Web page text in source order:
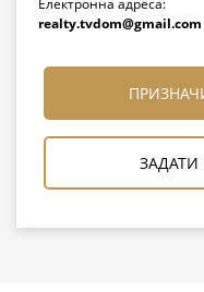
realty.tvdom@gmail.com
ЗАДАТИ